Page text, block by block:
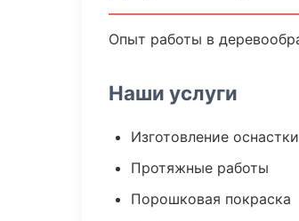
Опыт работы в
Наши услуги
Изготовление оснастки
Протяжные работы
Порошковая покраска